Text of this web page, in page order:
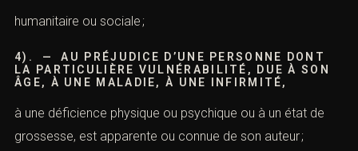
2). — PAR UNE PERSONNE QUI PREND
DÉPOSITAIRE DE L’AUTORITÉ PUBLIQUE OU
CHARGÉE D’UNE
3). — PAR UNE PERSONNE QUI FAIT APPEL
AU PUBLIC EN VUE DE L’ÉMISSION DE TITRES